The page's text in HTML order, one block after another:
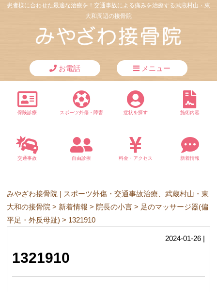
患者様に合わせた最適な治療を！交通事故による痛みを治療する武蔵村山・東
大和周辺の接骨院
お電話 メニュー
保険診療 スポーツ外傷・障害 症状を探す 施術内容
交通事故 自由診療 料金・アクセス 新着情報
みやざわ接骨院 | スポーツ外傷・交通事故治療、武蔵村山・東
大和の接骨院 > 新着情報 > 院長の小言 > 足のマッサージ器(偏
平足・外反母趾) > 1321910
2024-01-26 |
1321910